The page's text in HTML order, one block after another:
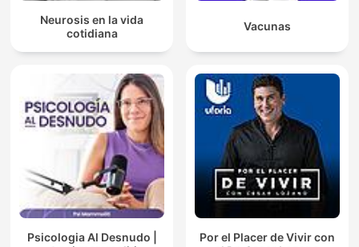
Neurosis en la vida
cotidiana
Vacunas
Psicologia Al Desnudo |
Por el Placer de Vivir con